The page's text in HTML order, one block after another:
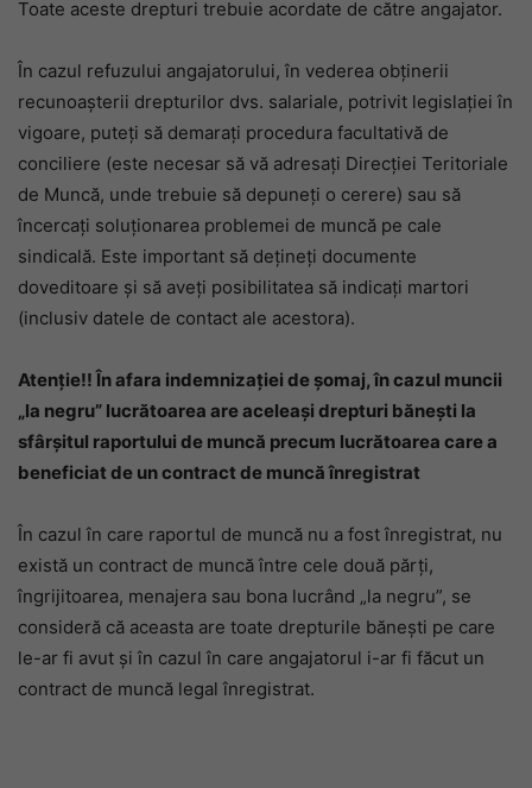
Toate aceste drepturi trebuie acordate de către angajator.
În cazul refuzului angajatorului, în vederea obţinerii
recunoaşterii drepturilor dvs. salariale, potrivit legislaţiei în
vigoare, puteţi să demaraţi procedura facultativă de
conciliere (este necesar să vă adresaţi Direcţiei Teritoriale
de Muncă, unde trebuie să depuneţi o cerere) sau să
încercaţi soluţionarea problemei de muncă pe cale
sindicală. Este important să deţineţi documente
doveditoare şi să aveţi posibilitatea să indicaţi martori
(inclusiv datele de contact ale acestora).
Atenție!! În afara indemnizației de șomaj, în cazul muncii
„la negru” lucrătoarea are aceleași drepturi bănești la
sfârșitul raportului de muncă precum lucrătoarea care a
beneficiat de un contract de muncă înregistrat
În cazul în care raportul de muncă nu a fost înregistrat, nu
există un contract de muncă între cele două părți,
îngrijitoarea, menajera sau bona lucrând „la negru”, se
consideră că aceasta are toate drepturile bănești pe care
le-ar fi avut și în cazul în care angajatorul i-ar fi făcut un
contract de muncă legal înregistrat.